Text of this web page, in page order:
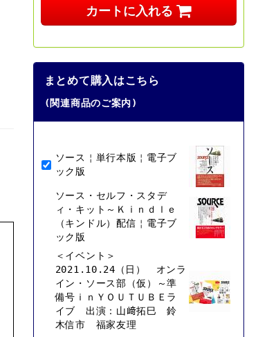
カートに入れる
まとめて購入はこちら
(関連商品のご案内)
ソース￤単行本版￤電子ブ
ック版
ソース・セルフ・スタデ
ィ・キット～Ｋｉｎｄｌｅ
（キンドル）配信￤電子ブ
ック版
＜イベント＞
2021.10.24（日） オンラ
イン・ソース部（仮）～準
備号ｉｎＹＯＵＴＵＢＥラ
イブ 出演：山﨑拓巳 鈴
木信市 福家友理